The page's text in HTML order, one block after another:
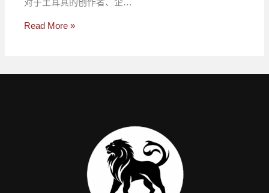
对于土耳其的创作者、企…
Read More »